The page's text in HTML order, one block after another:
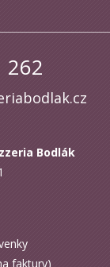
262
Bodlák
faktury)